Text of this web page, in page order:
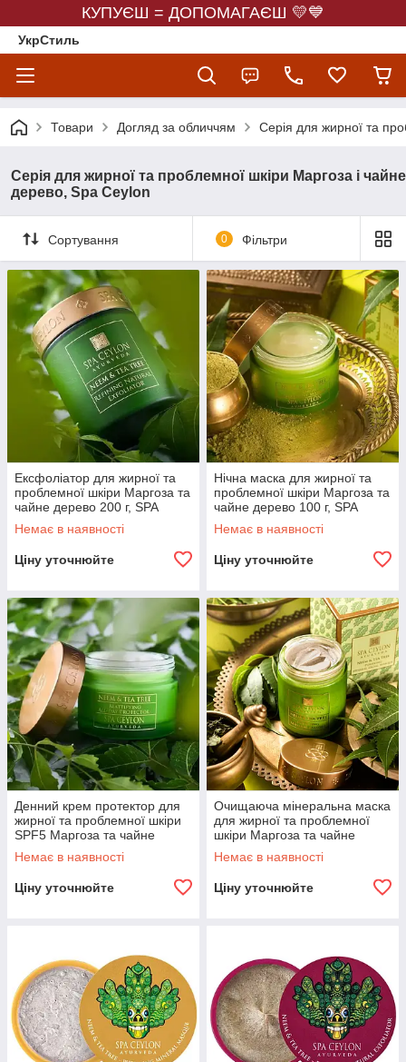
КУПУЄШ = ДОПОМАГАЄШ 💛💙
УкрСтиль
Товари Догляд за обличчям Серія для жирної та
Серія для жирної та проблемної шкіри Маргоза і чайне
дерево, Spa Ceylon
Сортування 0 Фільтри
Ексфоліатор для жирної та
проблемної шкіри Маргоза та
чайне дерево 200 г, SPA
Ceylon
Немає в наявності
Ціну уточнюйте
Нічна маска для жирної та
проблемної шкіри Маргоза та
чайне дерево 100 г, SPA
Ceylon
Немає в наявності
Ціну уточнюйте
Денний крем протектор для
жирної та проблемної шкіри
SPF5 Маргоза та чайне
дерево 100 г, SPA Ceylon
Немає в наявності
Ціну уточнюйте
Очищаюча мінеральна маска
для жирної та проблемної
шкіри Маргоза та чайне
дерево 200 г, SPA Ceylon
Немає в наявності
Ціну уточнюйте